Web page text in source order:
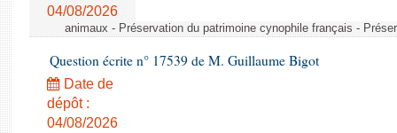
04/08/2026
animaux - Préservation du patrimoine cynophile français -
Question écrite n° 17539 de M. Guillaume Bigot
Date de
dépôt :
04/08/2026